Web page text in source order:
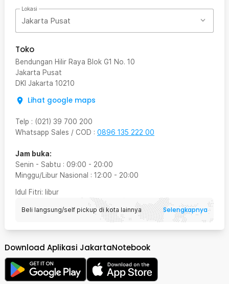
Lokasi
Jakarta Pusat
Toko
Bendungan Hilir Raya Blok G1 No. 10
Jakarta Pusat
DKI Jakarta 10210
Lihat google maps
Telp : (021) 39 700 200
Whatsapp Sales / COD : 0896 135 222 00
Jam buka:
Senin - Sabtu : 09:00 - 20:00
Minggu/Libur Nasional : 12:00 - 20:00
Idul Fitri: libur
Beli langsung/self pickup di kota lainnya Selengkapnya
Download Aplikasi JakartaNotebook